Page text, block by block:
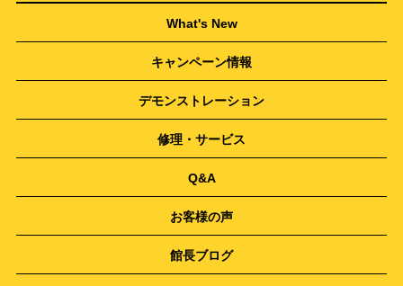
What's New
キャンペーン情報
デモンストレーション
修理・サービス
Q&A
お客様の声
館長ブログ